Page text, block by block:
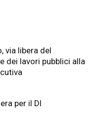
via libera del
dei lavori pubblici alla
per il Dl